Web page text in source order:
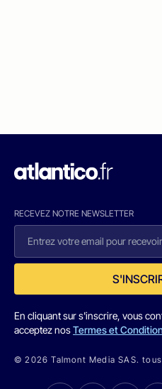
RECEVEZ NOTRE NEWSLETTER
En cliquant sur s'inscrire, vous
acceptez nosTermes et
© 2026 Talmont Media SAS.